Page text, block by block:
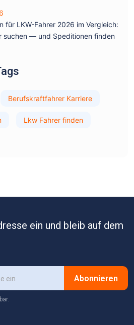
für LKW-Fahrer 2026 im Vergleich:
suchen — und Speditionen finden
Berufskraftfahrer Karriere
Lkw Fahrer finden
ein und bleib auf dem
Abonnieren